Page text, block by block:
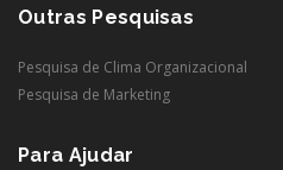
Outras Pesquisas
Pesquisa de Clima Organizacional
Pesquisa de Marketing
Para Ajudar